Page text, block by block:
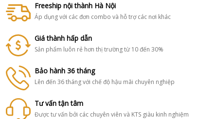
Freeship nội thành Hà Nội
Áp dụng với các đơn combo và hỗ trợ các nơi khác
Giá thành hấp dẫn
Sản phẩm luôn rẻ hơn thị trường từ 10 đến 30%
Bảo hành 36 tháng
Lên đến 36 tháng với chế độ hậu mãi chuyên nghiệp
Tư vấn tận tâm
Được tư vấn bởi các chuyên viên và KTS giàu kinh nghiệm